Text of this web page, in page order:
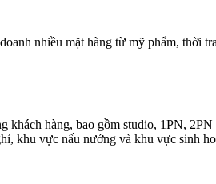
nhiều mặt hàng từ mỹ phẩm, thời
hàng, bao gồm studio, 1PN,
khu vực nấu nướng và khu vực sinh